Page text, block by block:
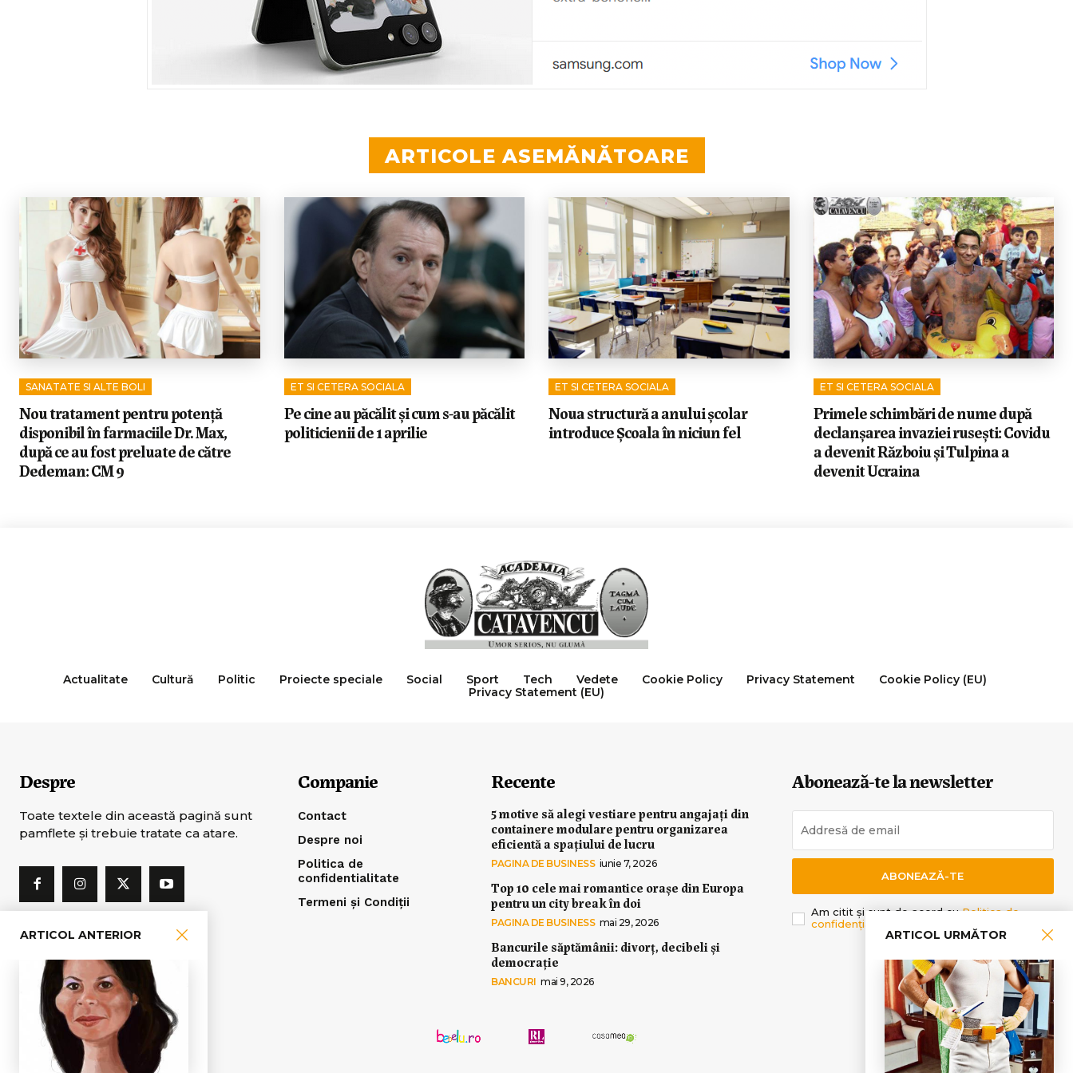
ARTICOL URMĂTOR
ARTICOL ANTERIOR
ARTICOLE ASEMĂNĂTOARE
SANATATE SI ALTE BOLI
Nou tratament pentru potență
disponibil în farmaciile Dr. Max,
după ce au fost preluate de către
Dedeman: CM 9
ET SI CETERA SOCIALA
Pe cine au păcălit și cum s-au păcălit
politicienii de 1 aprilie
ET SI CETERA SOCIALA
Noua structură a anului școlar
introduce Școala în niciun fel
ET SI CETERA SOCIALA
Primele schimbări de nume după
declanșarea invaziei rusești: Covidu
a devenit Războiu și Tulpina a
devenit Ucraina
Actualitate Cultură Politic Proiecte speciale Social Sport Tech Vedete Cookie Policy Privacy Statement
Cookie Policy (EU)
Privacy Statement (EU)
Despre
Toate textele din această pagină sunt
pamflete şi trebuie tratate ca atare.
Companie
Contact
Despre noi
Politica de
confidentialitate
Termeni și Condiții
Recente
5 motive să alegi vestiare pentru angajați din
containere modulare pentru organizarea
eficientă a spațiului de lucru
PAGINA DE BUSINESS iunie 7, 2026
Top 10 cele mai romantice orașe din Europa
pentru un city break în doi
PAGINA DE BUSINESS mai 29, 2026
Bancurile săptămânii: divorț, decibeli și
democrație
BANCURI mai 9, 2026
Abonează-te la newsletter
ABONEAZĂ-TE
Am citit și sunt de acord cuPolitica de
confidențialitate